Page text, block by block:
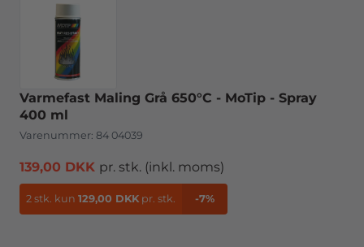
Varmefast Maling Grå 650°C - MoTip - Spray
400 ml
Varenummer: 84 04039
139,00 DKK pr. stk. (inkl. moms)
2 stk. kun 129,00 DKK pr. stk. -7%